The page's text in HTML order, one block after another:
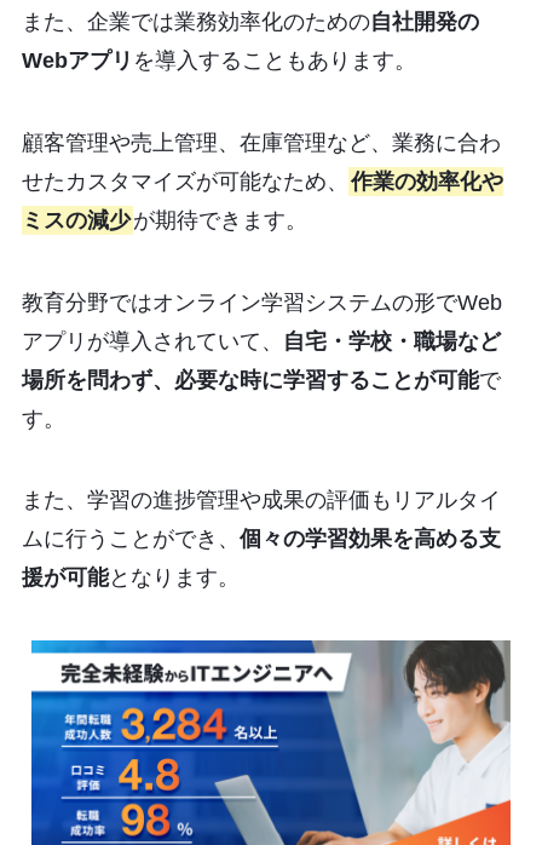
また、企業では業務効率化のための自社開発の
Webアプリ を導入することもあります。
顧客管理や売上管理、在庫管理など、業務に合わ
せたカスタマイズが可能なため、
作業の効率化や
ミスの減少が期待できます。
教育分野ではオンライン学習システムの形でWeb
アプリが導入されていて、
自宅・学校・職場など
場所を問わず、必要な時に学習することが可能で
す。
また、学習の進捗管理や成果の評価もリアルタイ
ムに行うことができ、 個々の学習効果を高める支
援が可能となります。